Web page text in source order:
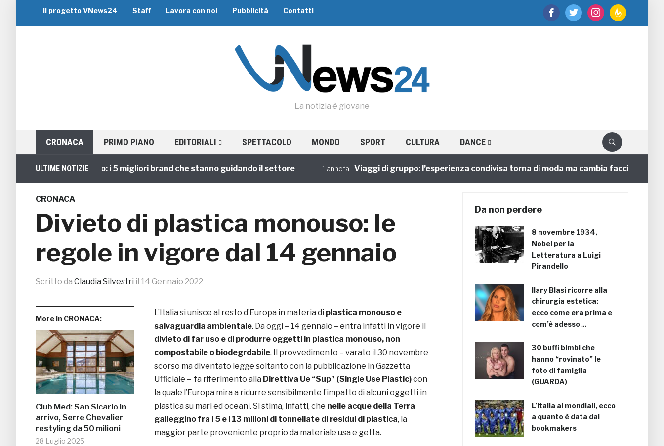
facebooktwitter instagramfeedburner
Il progetto VNews24 Staff Lavora con noi Pubblicità Contatti
La notizia è giovane
CRONACA PRIMO PIANO EDITORIALI SPETTACOLO MONDO SPORT CULTURA DANCE
ULTIME NOTIZIE
Viaggi di Gruppo: i 5 migliori brand che stanno guidando il settore 1 annofa Viaggi di gruppo: l’esperienza condivisa torna di moda ma cambia faccia
CRONACA
Divieto di plastica monouso: le
regole in vigore dal 14 gennaio
Scritto da Claudia Silvestri il 14 Gennaio 2022
More in CRONACA:
Club Med: San Sicario in
arrivo, Serre Chevalier
restyling da 50 milioni
28 Luglio 2025
L’Italia si unisce al resto d’Europa in materia di plastica monouso e
salvaguardia ambientale. Da oggi – 14 gennaio – entra infatti in vigore il
divieto di far uso e di produrre oggetti in plastica monouso, non
compostabile o biodegrdabile. Il provvedimento – varato il 30 novembre
scorso ma diventato legge soltanto con la pubblicazione in Gazzetta
Ufficiale – fa riferimento alla Direttiva Ue “Sup” (Single Use Plastic)con
la quale l’Europa mira a ridurre sensibilmente l’impatto di alcuni oggetti in
plastica su mari ed oceani. Si stima, infatti, che nelle acque della Terra
galleggino fra i 5 e i 13 milioni di tonnellate di residui di plastica, la
maggior parte proveniente proprio da materiale usa e getta.
Da non perdere
8 novembre 1934,
Nobel per la
Letteratura a Luigi
Pirandello
Ilary Blasi ricorre alla
chirurgia estetica:
ecco come era prima e
com’è adesso…
30 buffi bimbi che
hanno “rovinato” le
foto di famiglia
(GUARDA)
L’Italia ai mondiali, ecco
a quanto è data dai
bookmakers